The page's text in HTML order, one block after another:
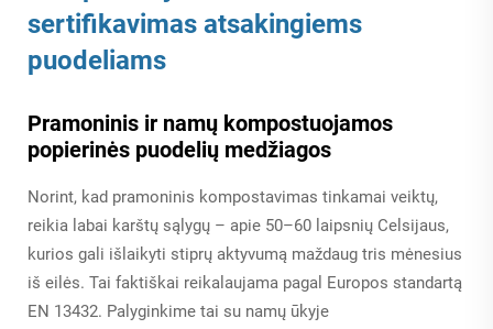
sertifikavimas atsakingiems
puodeliams
Pramoninis ir namų kompostuojamos
popierinės puodelių medžiagos
Norint, kad pramoninis kompostavimas tinkamai veiktų,
reikia labai karštų sąlygų – apie 50–60 laipsnių Celsijaus,
kurios gali išlaikyti stiprų aktyvumą maždaug tris mėnesius
iš eilės. Tai faktiškai reikalaujama pagal Europos standartą
EN 13432. Palyginkime tai su namų ūkyje